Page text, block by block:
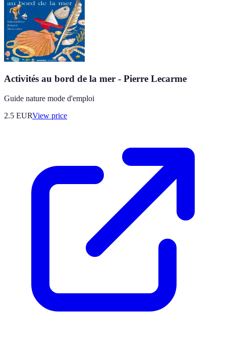
Activités au bord de la mer - Pierre Lecarme
Guide nature mode d'emploi
2.5 EURView price